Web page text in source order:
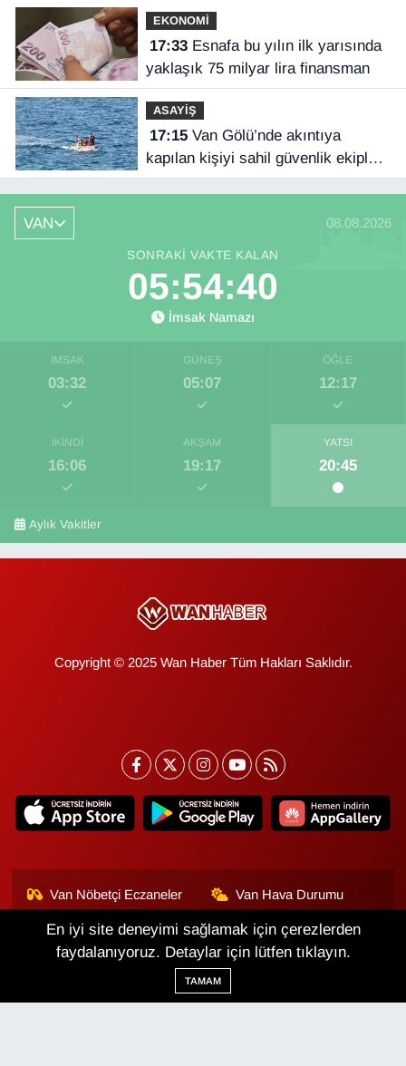
EKONOMİ
17:33Esnafa bu yılın ilk yarısında
yaklaşık 75 milyar lira finansman
ASAYİŞ
17:15Van Gölü’nde akıntıya
kapılan kişiyi sahil güvenlik ekipleri
kurtardı
VAN 08.08.2026
SONRAKI VAKTE KALAN
05:54:39
İmsak Namazı
İMSAK
03:32
GÜNEŞ
05:07
ÖĞLE
12:17
İKINDI
16:06
AKŞAM
19:17
YATSI
20:45
Aylık Vakitler
Copyright © 2025 Wan Haber Tüm Hakları Saklıdır.
Van Nöbetçi Eczaneler Van Hava Durumu
Van Namaz Vakitleri
Van Trafik Yoğunluk
Haritası
Puan Durumu ve Fikstür
En iyi site deneyimi sağlamak için çerezlerden
faydalanıyoruz. Detaylar için lütfen tıklayın.
TAMAM